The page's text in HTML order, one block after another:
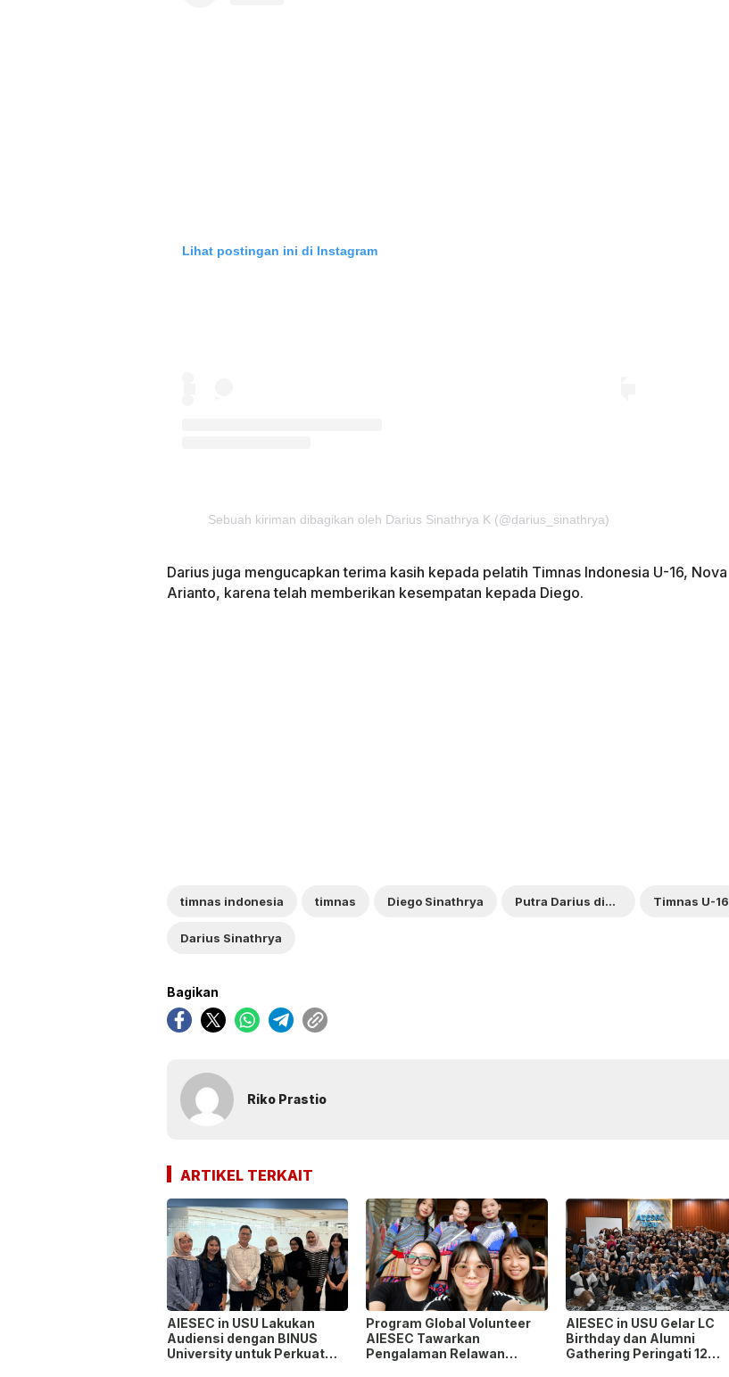
Lihat postingan ini di Instagram
Sebuah kiriman dibagikan oleh Darius Sinathrya K (@darius_sinathrya)
Darius juga mengucapkan terima kasih kepada pelatih Timnas Indonesia U-16, Nova
Arianto, karena telah memberikan kesempatan kepada Diego.
timnas indonesia timnas Diego Sinathrya Putra Darius dicoret Timnas Timnas U-16
Darius Sinathrya
Bagikan
Riko Prastio
ARTIKEL TERKAIT
AIESEC in USU Lakukan
Audiensi dengan BINUS
University untuk Perkuat
Program Global Volunteer
AIESEC Tawarkan
Pengalaman Relawan
AIESEC in USU Gelar LC
Birthday dan Alumni
Gathering Peringati 12